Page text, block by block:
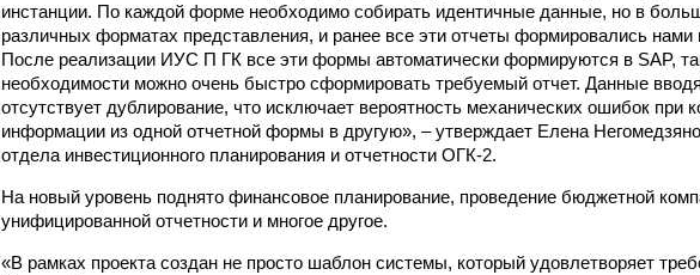
инстанции. По каждой форме необходимо собирать идентичные данные, но в
различных форматах представления, и ранее все эти отчеты формировались
После реализации ИУС П ГК все эти формы автоматически формируются в SAP,
необходимости можно очень быстро сформировать требуемый отчет. Данные
отсутствует дублирование, что исключает вероятность механических ошибок при
информации из одной отчетной формы в другую», – утверждает Елена
отдела инвестиционного планирования и отчетности ОГК-2.
На новый уровень поднято финансовое планирование, проведение бюджетной
унифицированной отчетности и многое другое.
«В рамках проекта создан не просто шаблон системы, который удовлетворяет